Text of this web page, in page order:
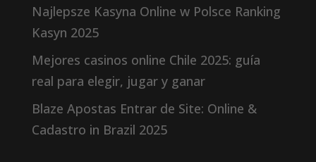
Najlepsze Kasyna Online w Polsce Ranking
Kasyn 2025
Mejores casinos online Chile 2025: guía
real para elegir, jugar y ganar
Blaze Apostas Entrar de Site: Online &
Cadastro in Brazil 2025